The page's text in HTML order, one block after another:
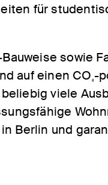
für
sowie
auf einen CO 2-
viele
Berlin und